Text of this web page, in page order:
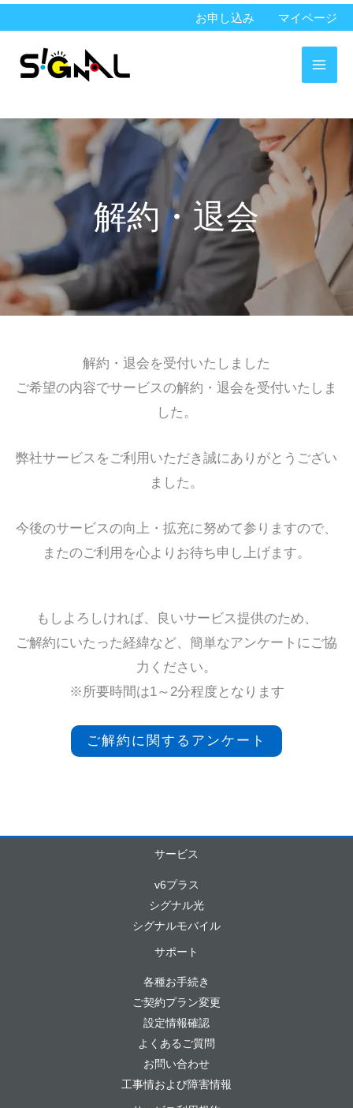
容
お申し込み マイページ
解約・退会
解約・退会を受付いたしました
ご希望の内容でサービスの解約・退会を受付いたしま
した。
弊社サービスをご利用いただき誠にありがとうござい
ました。
今後のサービスの向上・拡充に努めて参りますので、
またのご利用を心よりお待ち申し上げます。
もしよろしければ、良いサービス提供のため、
ご解約にいたった経緯など、簡単なアンケートにご協
力ください。
※所要時間は1～2分程度となります
ご解約に関するアンケート
サービス
v6プラス
シグナル光
シグナルモバイル
サポート
各種お手続き
ご契約プラン変更
設定情報確認
よくあるご質問
お問い合わせ
工事情および障害情報